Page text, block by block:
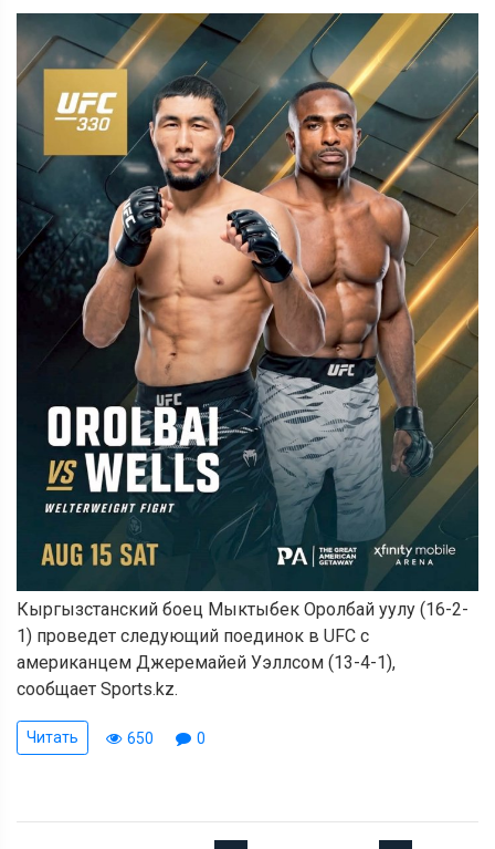
Кыргызстанский боец Мыктыбек Оролбай уулу (16-2-
1) проведет следующий поединок в UFC с
американцем Джеремайей Уэллсом (13-4-1),
сообщает Sports.kz.
Читать 650 0